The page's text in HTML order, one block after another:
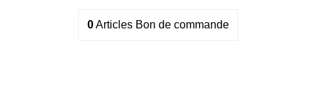
0Articles Bon de commande